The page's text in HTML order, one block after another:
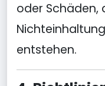
oder Schäden,
entstehen.